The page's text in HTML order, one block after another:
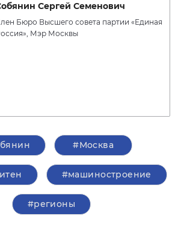
Сергей Семенович
Бюро Высшего совета партии «Единая
Мэр Москвы
#Москва
#машиностроение
#регионы